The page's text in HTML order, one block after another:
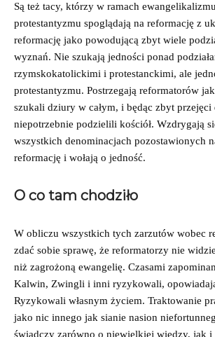
Są też tacy, którzy w ramach
protestantyzmu spoglądają na reformację z
reformację jako powodującą zbyt wiele
wyznań. Nie szukają jedności ponad
rzymskokatolickimi i protestanckimi, ale
protestantyzmu. Postrzegają reformatorów
szukali dziury w całym, i będąc zbyt przejęci
niepotrzebnie podzielili kościół. Wzdrygają
wszystkich denominacjach pozostawionych
reformację i wołają o jedność.
O co tam chodziło
W obliczu wszystkich tych zarzutów wobec
zdać sobie sprawę, że reformatorzy nie
niż zagrożoną ewangelię. Czasami
Kalwin, Zwingli i inni ryzykowali,
Ryzykowali własnym życiem. Traktowanie
jako nic innego jak sianie nasion
świadczy zarówno o niewielkiej wiedzy, jak i